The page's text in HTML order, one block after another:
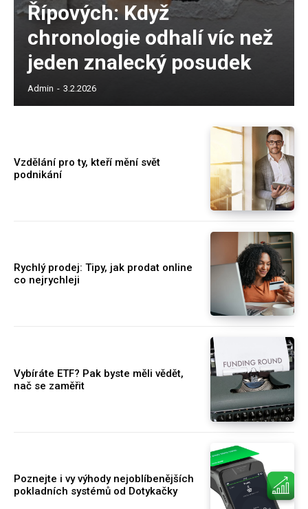
Řípových: Když
chronologie odhalí víc než
jeden znalecký posudek
Admin - 3.2.2026
Vzdělání pro ty, kteří mění svět
podnikání
Rychlý prodej: Tipy, jak prodat online
co nejrychleji
Vybíráte ETF? Pak byste měli vědět,
nač se zaměřit
Poznejte i vy výhody nejoblíbenějších
pokladních systémů od Dotykačky